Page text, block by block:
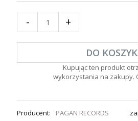
- +
DO
Kupując ten produkt
wykorzystania na zakupy.
Producent: PAGAN RECORDS